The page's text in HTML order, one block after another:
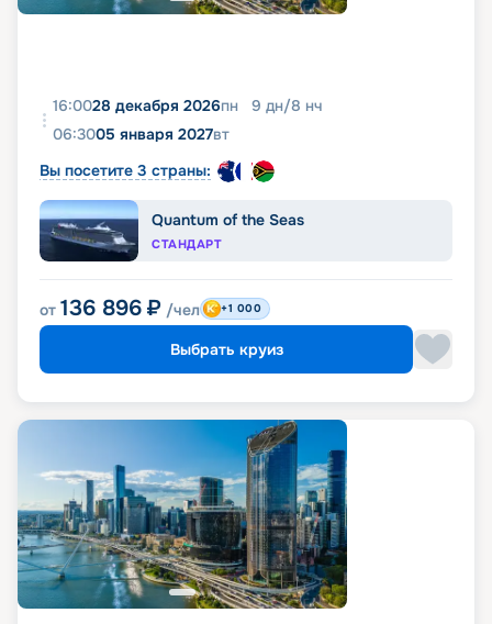
16:0028 декабря 2026пн 9 дн/8 нч
06:3005 января 2027вт
Вы посетите 3 страны:
Quantum of the Seas
СТАНДАРТ
от 136 896 ₽ /чел +1 000
Выбрать круиз